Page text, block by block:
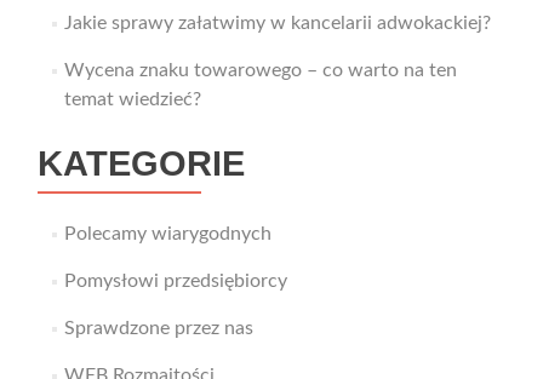
Jakie sprawy załatwimy w kancelarii adwokackiej?
Wycena znaku towarowego – co warto na ten
temat wiedzieć?
KATEGORIE
Polecamy wiarygodnych
Pomysłowi przedsiębiorcy
Sprawdzone przez nas